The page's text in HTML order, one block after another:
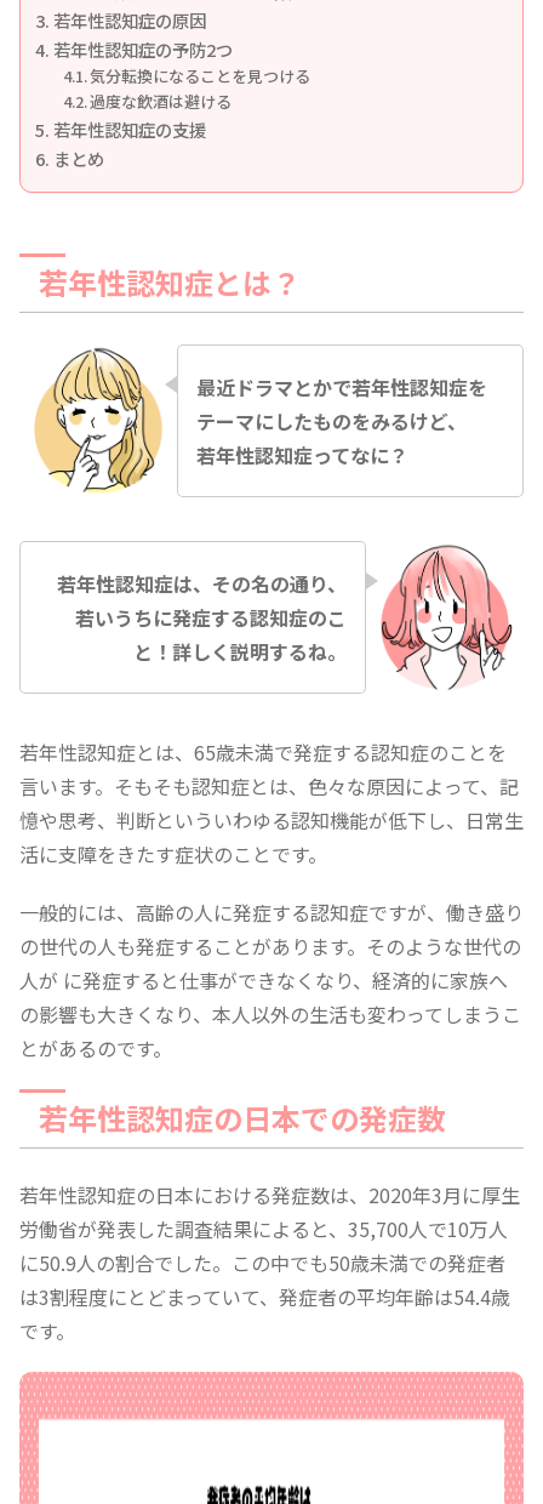
若年性認知症の原因
若年性認知症の予防2つ
気分転換になることを見つける
過度な飲酒は避ける
若年性認知症の支援
まとめ
若年性認知症とは？
最近ドラマとかで若年性認知症を
テーマにしたものをみるけど、
若年性認知症ってなに？
若年性認知症は、その名の通り、
若いうちに発症する認知症のこ
と！詳しく説明するね。
若年性認知症とは、65歳未満で発症する認知症のことを
言います。そもそも認知症とは、色々な原因によって、記
憶や思考、判断といういわゆる認知機能が低下し、日常生
活に支障をきたす症状のことです。
一般的には、高齢の人に発症する認知症ですが、働き盛り
の世代の人も発症することがあります。そのような世代の
人が に発症すると仕事ができなくなり、経済的に家族へ
の影響も大きくなり、本人以外の生活も変わってしまうこ
とがあるのです。
若年性認知症の日本での発症数
若年性認知症の日本における発症数は、2020年3月に厚生
労働省が発表した調査結果によると、35,700人で10万人
に50.9人の割合でした。この中でも50歳未満での発症者
は3割程度にとどまっていて、発症者の平均年齢は54.4歳
です。